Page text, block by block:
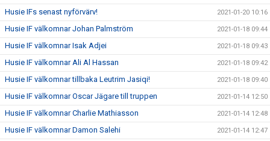
Husie IFs senast nyförvärv! 2021-01-20 10:16
Husie IF välkomnar Johan Palmström 2021-01-18 09:44
Husie IF välkomnar Isak Adjei 2021-01-18 09:43
Husie IF välkomnar Ali Al Hassan 2021-01-18 09:42
Husie IF välkomnar tillbaka Leutrim Jasiqi! 2021-01-18 09:40
Husie IF välkomnar Oscar Jägare till truppen 2021-01-14 12:50
Husie IF välkomnar Charlie Mathiasson 2021-01-14 12:48
Husie IF välkomnar Damon Salehi 2021-01-14 12:47